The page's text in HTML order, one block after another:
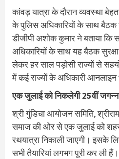
कांवड़ यात्रा के दौरान व्यवस्था
के पुलिस अधिकारियों के साथ बैठक
डीजीपी अशोक कुमार ने बताया कि
अधिकारियों के साथ यह बैठक
लेकर हर साल पड़ोसी राज्यों से
में कई राज्यों के अधिकारी
एक जुलाई को निकलेगी 25वीं
श्री गुंडिचा आयोजन समिति,
समाज की ओर से एक जुलाई को शहर
रथयात्रा निकाली जाएगी। इसके
सभी तैयारियां लगभग पूरी कर ली हैं।